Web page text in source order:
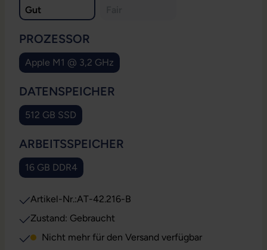
Gut
PROZESSOR
Apple M1 @ 3,2 GHz
(Diese Option ist zurzeit nicht verfügbar.)
DATENSPEICHER
512 GB SSD
(Diese Option ist zurzeit nicht verfügbar.)
ARBEITSSPEICHER
16 GB DDR4
(Diese Option ist zurzeit nicht verfügbar.)
Artikel-Nr.:AT-42.216-B
Zustand: Gebraucht
Nicht mehr für den Versand verfügbar